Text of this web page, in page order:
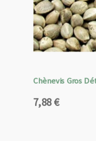
Chènevis Gros
7,88€